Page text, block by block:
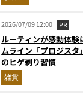
2026/07/09 12:00 PR
ルーティンが感動体
ムライン「プロジス
のヒゲ剃り習慣
雑貨